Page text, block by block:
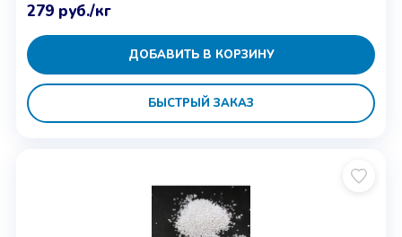
279 руб./кг
ДОБАВИТЬ В КОРЗИНУ
БЫСТРЫЙ ЗАКАЗ